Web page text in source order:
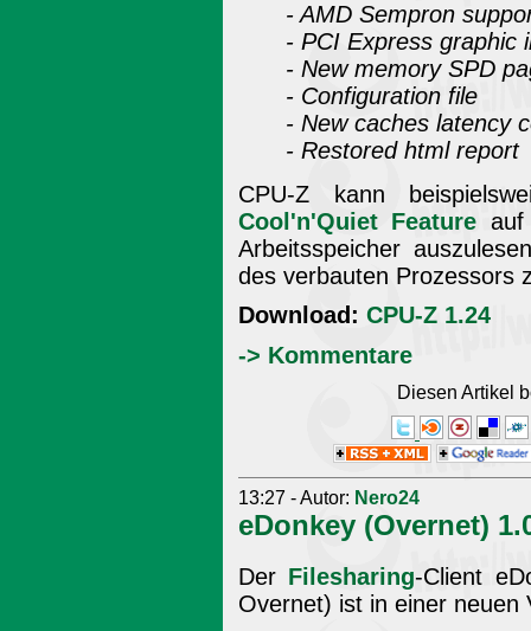
- AMD Sempron
- PCI Express graphic
- New memory SPD
- Configuration file
- New caches latency
- Restored html report
CPU-Z kann
Cool'n'Quiet Feature
Arbeitsspeicher
des verbauten Prozessors
Download: CPU-Z 1.24
-> Kommentare
Diesen Artikel
13:27 - Autor: Nero24
eDonkey (Overnet)
Der Filesharing-Client
Overnet) ist in einer neuen